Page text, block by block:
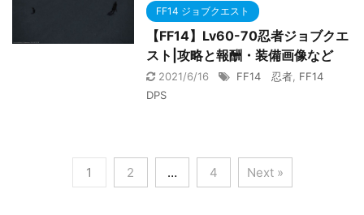
FF14 ジョブクエスト
【FF14】Lv60-70忍者ジョブクエ
スト|攻略と報酬・装備画像など
2021/6/16 FF14 忍者 FF14
DPS
1 2 … 4 Next »